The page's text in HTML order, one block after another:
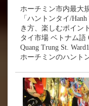
ホーチミン市内最大
「ハントンタイ/
き方、楽しむポイン
タイ市場 ベトナム語
Quang Trung St.
ホーチミンのハント